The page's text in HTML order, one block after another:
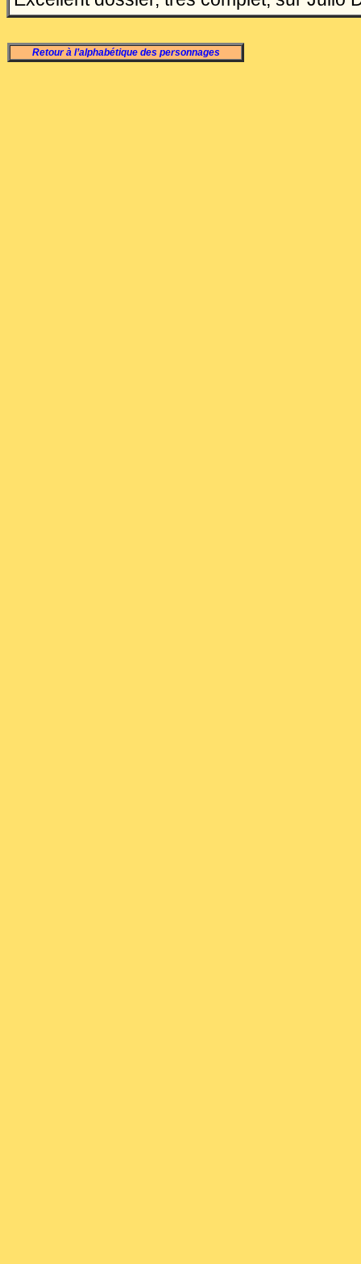
Retour à l’alphabétique des personnages